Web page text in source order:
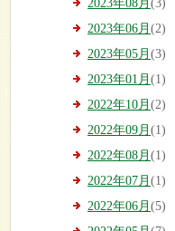
2023年08月 (3)
2023年06月 (2)
2023年05月 (3)
2023年01月 (1)
2022年10月 (2)
2022年09月 (1)
2022年08月 (1)
2022年07月 (1)
2022年06月 (5)